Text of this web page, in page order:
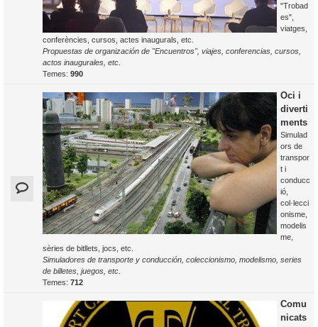
"Trobad
es",
viatges,
conferències, cursos, actes inaugurals, etc.
Propuestas de organización de "Encuentros", viajes, conferencias, cursos,
actos inaugurales, etc.
Temes: 990
Oci i
diverti
ments
Simulad
ors de
transpor
t i
conducc
ió,
col·lecci
onisme,
modelis
me,
sèries de bitllets, jocs, etc.
Simuladores de transporte y conducción, coleccionismo, modelismo, series
de billetes, juegos, etc.
Temes: 712
Comu
nicats